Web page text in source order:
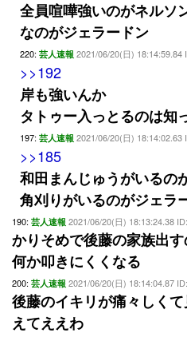
全員喧嘩強いのがネルソ
なのがジェラードン
220: 芸人速報 2021/06/20(日) 18:14:59.84
>>192
岸も強いんか
タトゥー入っとるのは知
197: 芸人速報 2021/06/20(日) 18:14:02.63
>>185
和田まんじゅうがいるの
角刈りがいるのがジェラ
190: 芸人速報 2021/06/20(日) 18:13:24.38
かりそめで後藤の家族出
何か叩きにくくなる
200: 芸人速報 2021/06/20(日) 18:14:04.87
後藤のイキリが痛々しく
えてええわ